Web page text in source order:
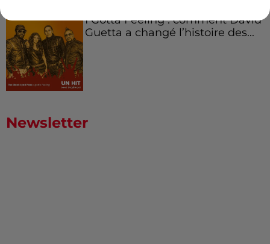
I Gotta Feeling : comment David
Guetta a changé l’histoire des...
Newsletter